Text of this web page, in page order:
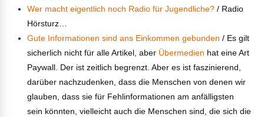
Wer macht eigentlich noch Radio für Jugendliche?/ Radio
Hörsturz…
Gute Informationen sind ans Einkommen gebunden / Es gilt
sicherlich nicht für alle Artikel, aber Übermedien hat eine Art
Paywall. Der ist zeitlich begrenzt. Aber es ist faszinierend,
darüber nachzudenken, dass die Menschen von denen wir
glauben, dass sie für Fehlinformationen am anfälligsten
sein könnten, vielleicht auch die Menschen sind, die sich die